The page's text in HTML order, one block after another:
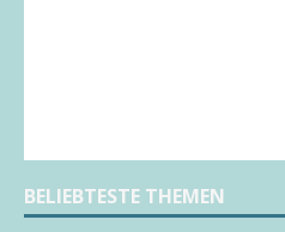
BELIEBTESTE THEMEN